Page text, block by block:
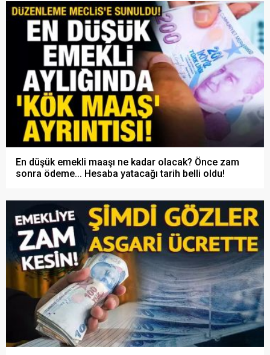
En düşük emekli maaşı ne kadar olacak? Önce zam
sonra ödeme... Hesaba yatacağı tarih belli oldu!